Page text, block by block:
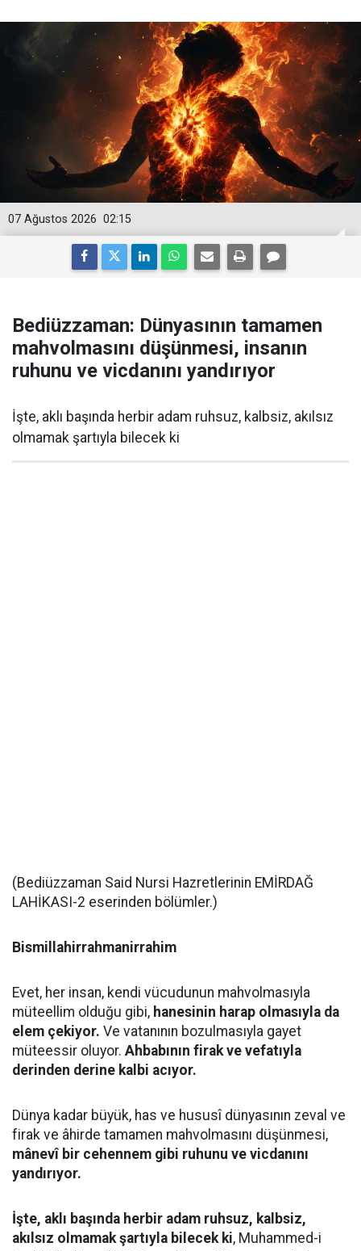
02:15
07 Ağustos 2026
Bediüzzaman: Dünyasının tamamen
mahvolmasını düşünmesi, insanın
ruhunu ve vicdanını yandırıyor
İşte, aklı başında herbir adam ruhsuz, kalbsiz, akılsız
olmamak şartıyla bilecek ki
(Bediüzzaman Said Nursi Hazretlerinin EMİRDAĞ
LAHİKASI-2 eserinden bölümler.)
Bismillahirrahmanirrahim
Evet, her insan, kendi vücudunun mahvolmasıyla
müteellim olduğu gibi, hanesinin harap olmasıyla da
elem çekiyor. Ve vatanının bozulmasıyla gayet
müteessir oluyor. Ahbabının firak ve vefatıyla
derinden derine kalbi acıyor.
Dünya kadar büyük, has ve hususî dünyasının zeval ve
firak ve âhirde tamamen mahvolmasını düşünmesi,
mânevî bir cehennem gibi ruhunu ve vicdanını
yandırıyor.
İşte, aklı başında herbir adam ruhsuz, kalbsiz,
akılsız olmamak şartıyla bilecek ki, Muhammed-i